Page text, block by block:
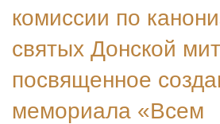
комиссии по
святых Донской
посвященное
мемориала «Всем